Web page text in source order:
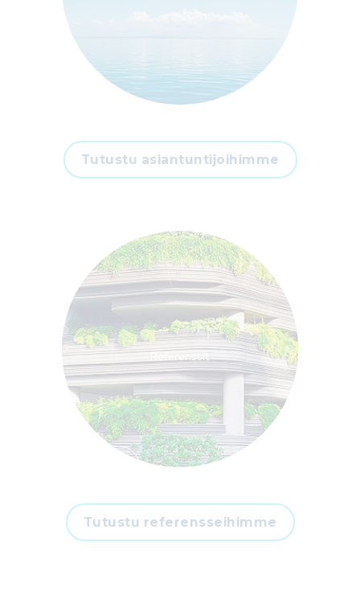
Tutustu asiantuntijoihimme
Referenssit
Tutustu referensseihimme